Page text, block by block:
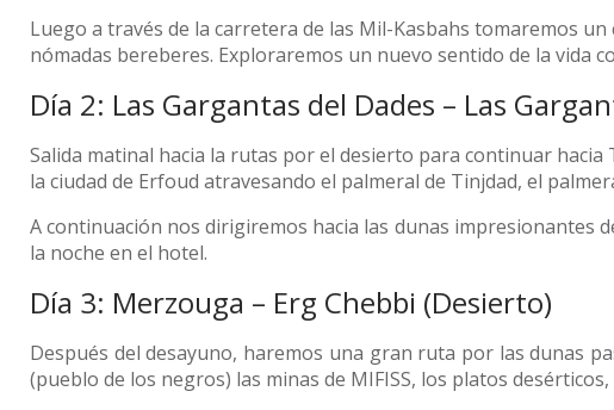
Luego a través de la carretera de las Mil-Kasbahs tomaremos
nómadas bereberes. Exploraremos un nuevo sentido de la vida
Día 2: Las Gargantas del Dades – Las
Salida matinal hacia la rutas por el desierto para continuar
la ciudad de Erfoud atravesando el palmeral de Tinjdad, el
A continuación nos dirigiremos hacia las dunas impresionantes
la noche en el hotel.
Día 3: Merzouga – Erg Chebbi (Desierto)
Después del desayuno, haremos una gran ruta por las dunas
(pueblo de los negros) las minas de MIFISS, los platos